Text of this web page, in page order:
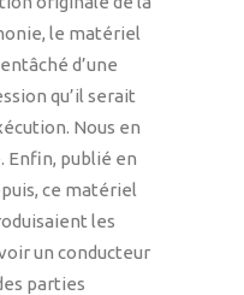
le matériel
d’une
qu’il serait
Nous en
Enfin, publié en
ce matériel
les
un conducteur
parties